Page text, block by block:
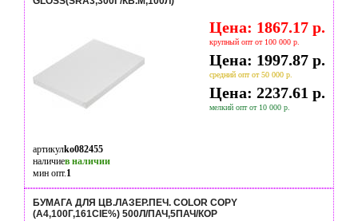
Цена: 1867.17 р.
крупный опт от 100 000 р.
Цена: 1997.87 р.
средний опт от 50 000 р.
Цена: 2237.61 р.
мелкий опт от 10 000 р.
артикулko082455
наличиев наличии
мин опт.1
БУМАГА ДЛЯ ЦВ.ЛАЗЕР.ПЕЧ. COLOR COPY
(А4,100Г,161CIE%) 500Л/ПАЧ,5ПАЧ/КОР